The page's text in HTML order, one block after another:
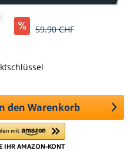
59.90 CHF
den Warenkorb